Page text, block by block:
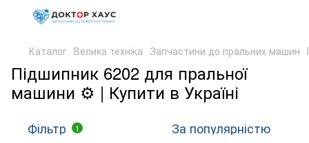
Каталог Велика техніка Запчастини до пральних машин
Підшипник 6202 для пральної
машини ⚙️ | Купити в Україні
Фільтр 1 За популярністю